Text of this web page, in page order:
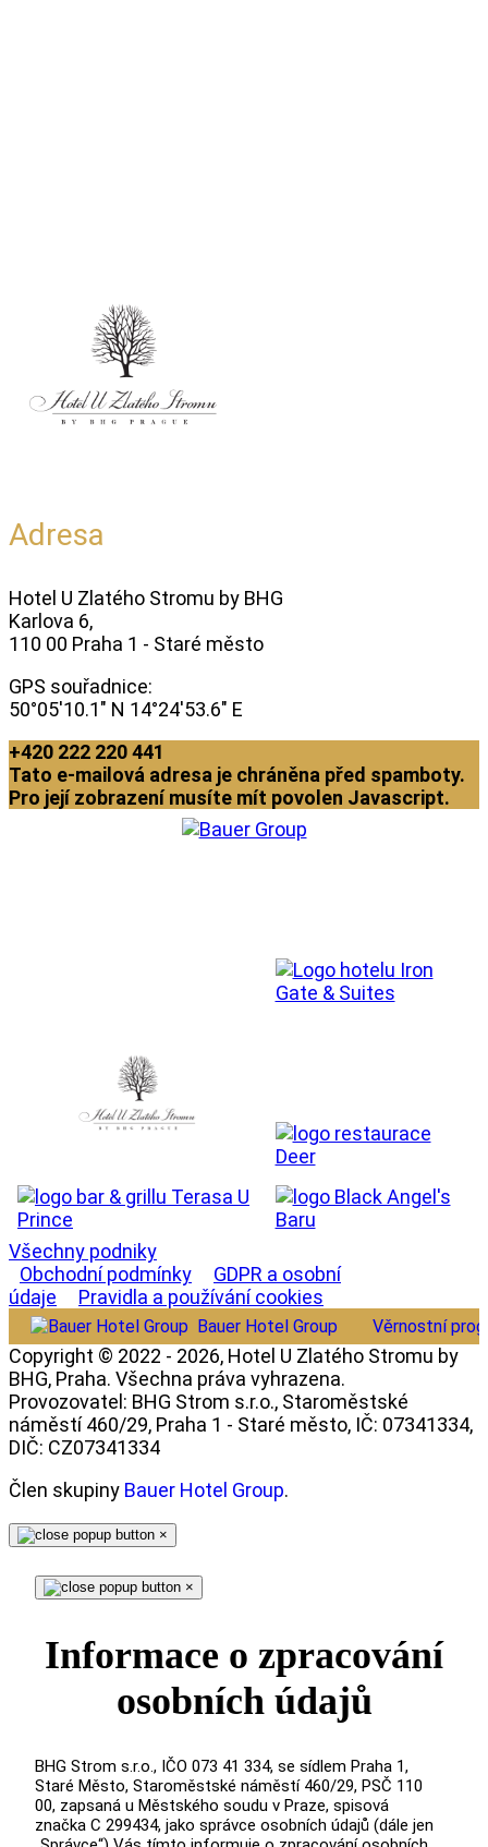
Adresa
Hotel U Zlatého Stromu by BHG
Karlova 6,
110 00 Praha 1 - Staré město
GPS souřadnice:
50°05'10.1" N 14°24'53.6" E
+420 222 220 441
Tato e-mailová adresa je chráněna před spamboty.
Pro její zobrazení musíte mít povolen Javascript.
Všechny podniky
Obchodní podmínky
GDPR a osobní
údaje
Pravidla a používání cookies
Bauer Hotel Group Věrnostní
Copyright © 2022 - 2026, Hotel U Zlatého Stromu by
BHG, Praha. Všechna práva vyhrazena.
Provozovatel: BHG Strom s.r.o., Staroměstské
náměstí 460/29, Praha 1 - Staré město, IČ: 07341334,
DIČ: CZ07341334
Člen skupiny Bauer Hotel Group.
×
×
Informace o zpracování
osobních údajů
BHG Strom s.r.o., IČO 073 41 334, se sídlem Praha 1,
Staré Město, Staroměstské náměstí 460/29, PSČ 110
00, zapsaná u Městského soudu v Praze, spisová
značka C 299434, jako správce osobních údajů (dále jen